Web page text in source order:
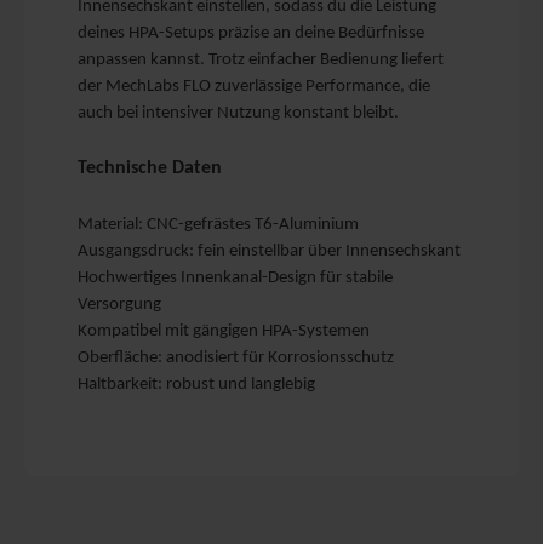
Innensechskant einstellen, sodass du die Leistung
deines HPA-Setups präzise an deine Bedürfnisse
anpassen kannst. Trotz einfacher Bedienung liefert
der MechLabs FLO zuverlässige Performance, die
auch bei intensiver Nutzung konstant bleibt.
Technische Daten
Material: CNC-gefrästes T6-Aluminium
Ausgangsdruck: fein einstellbar über Innensechskant
Hochwertiges Innenkanal-Design für stabile
Versorgung
Kompatibel mit gängigen HPA-Systemen
Oberfläche: anodisiert für Korrosionsschutz
Haltbarkeit: robust und langlebig